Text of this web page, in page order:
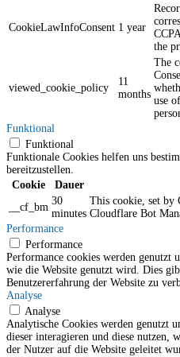
CookieLawInfoConsent 1 year
the
viewed_cookie_policy
11
months
The
use
Funktional
Funktional
Funktionale Cookies helfen uns
bereitzustellen.
Cookie
Dauer
__cf_bm
30
minutes
This cookie, set by
Cloudflare Bot
Performance
Performance
Performance cookies werden genutzt
wie die Website genutzt wird. Dies
Benutzererfahrung der Website zu
Analyse
Analyse
Analytische Cookies werden genutzt
dieser interagieren und diese nutzen,
der Nutzer auf die Website geleitet